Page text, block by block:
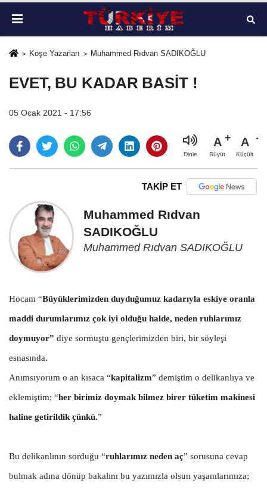
Köşe Yazarları Muhammed Rıdvan SADIKOĞLU
EVET, BU KADAR BASİT !
05 Ocak 2021 - 17:56
Dinle
A
Büyüt
A
Küçült
TAKİP ET
Muhammed Rıdvan
SADIKOĞLU
Muhammed Rıdvan SADIKOĞLU
Hocam “Büyüklerimizden duyduğumuz kadarıyla eskiye oranla
maddi durumlarımız çok iyi olduğu halde, neden ruhlarımız
doymuyor” diye sormuştu gençlerimizden biri, bir söyleşi
esnasında.
Anımsıyorum o an kısaca “kapitalizm” demiştim o delikanlıya ve
eklemiştim; “her birimiz doymak bilmez birer tüketim makinesi
haline getirildik çünkü.”
Bu delikanlının sorduğu “ruhlarımız neden aç” sorusuna cevap
bulmak adına dönüp bakalım bu yazımızla olsun yaşamlarımıza;